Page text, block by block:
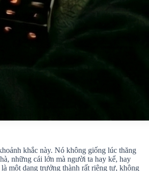
khắc này. Nó không giống lúc thăng
những cái lớn mà người ta hay kể, hay
một dạng trưởng thành rất riêng tư, không